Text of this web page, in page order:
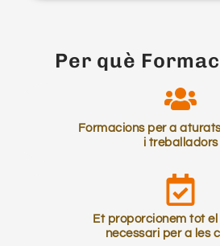
Per què
Formacions per a
i treballadors
Et proporcionem tot
necessari per a les